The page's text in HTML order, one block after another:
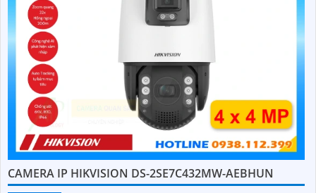
CAMERA IP HIKVISION DS-2SE7C432MW-AEBHUN